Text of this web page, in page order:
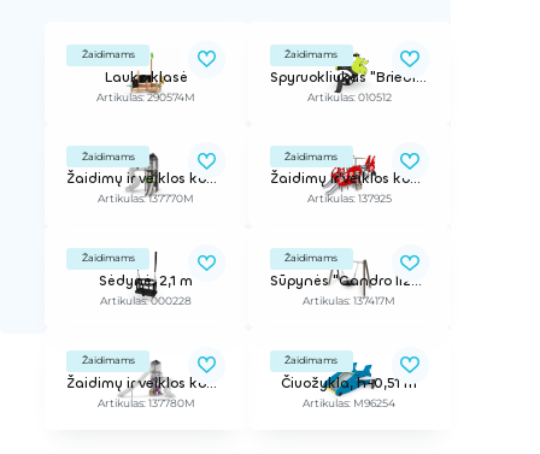
Žaidimams
Lauko klasė
Artikulas: 290574M
Žaidimams
Spyruokliukas "Briedis"
Artikulas: 010512
Žaidimams
Žaidimų ir veiklos kompleksas Skyline Town
Artikulas: 137770M
Žaidimams
Žaidimų ir veiklos kompleksas
Artikulas: 137925
Žaidimams
Sėdynė, 2,1 m
Artikulas: 000228
Žaidimams
Sūpynės "Gandro lizdas" (su sėdyne)
Artikulas: 137417M
Žaidimams
Žaidimų ir veiklos kompleksas
Artikulas: 137780M
Žaidimams
Čiuožykla, h-0,51 m
Artikulas: M96254